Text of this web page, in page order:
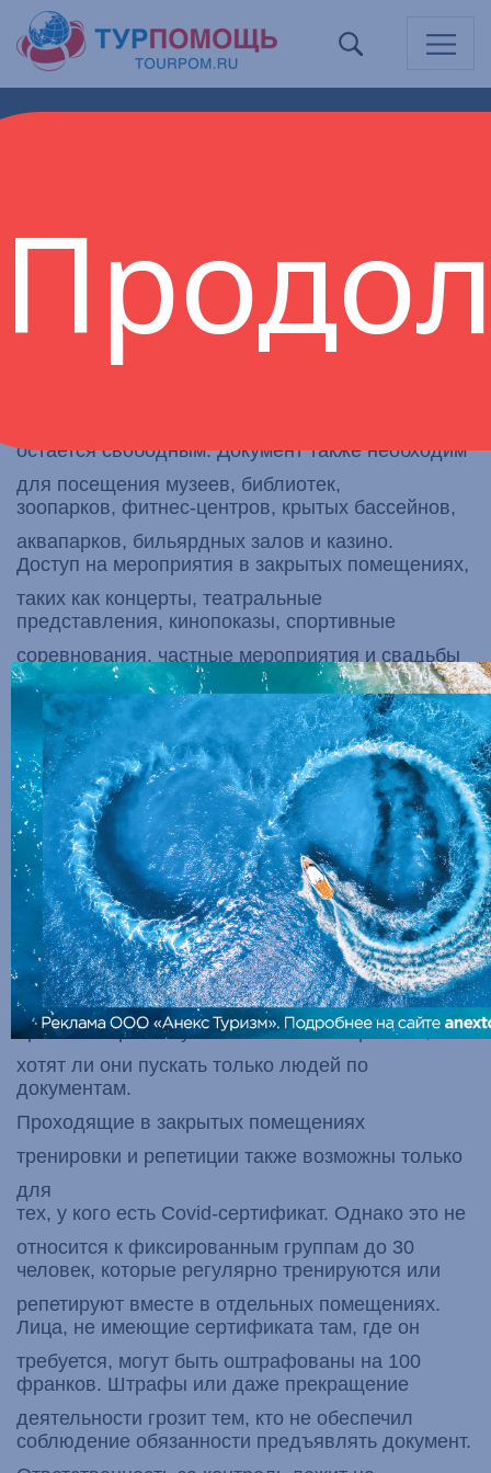
НАБЛЮДАТЕЛЬНЫЙ СОВЕТ
Информация из Швейцарии:
С понедельника 13 сентября для входа в
ресторан или бар требуется Covid-сертификат.
остается свободным. Документ также необходим
для посещения музеев, библиотек,
зоопарков, фитнес-центров, крытых бассейнов,
аквапарков, бильярдных залов и казино.
Доступ на мероприятия в закрытых помещениях,
таких как концерты, театральные
представления, кинопоказы, спортивные
соревнования, частные мероприятия и свадьбы
в
общедоступных местах, также будет возможен
только для обладателей сертификатов.
Документ не будет требоваться для религиозных
служб и политических собраний с
численностью не более 50 человек. Группы
самопомощи также подпадают под это
освобождение.
Для мероприятий на открытом воздухе правила
остаются прежними: сертификат является
обязательным, если число участников
превышает тысячу человек, в противном случае
организаторы могут самостоятельно решать,
хотят ли они пускать только людей по
документам.
Проходящие в закрытых помещениях
тренировки и репетиции также возможны только
для
тех, у кого есть Covid-сертификат. Однако это не
относится к фиксированным группам до 30
человек, которые регулярно тренируются или
репетируют вместе в отдельных помещениях.
Лица, не имеющие сертификата там, где он
требуется, могут быть оштрафованы на 100
франков. Штрафы или даже прекращение
деятельности грозит тем, кто не обеспечил
соблюдение обязанности предъявлять документ.